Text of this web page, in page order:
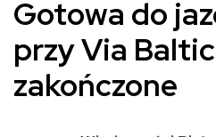
Gotowa do
przy Via
zakończone